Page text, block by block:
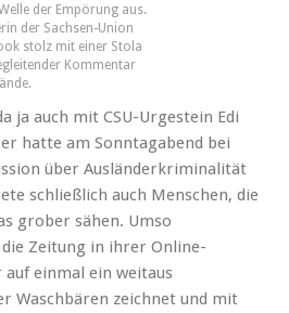
der Empörung aus.
der Sachsen-Union
stolz mit einer Stola
Kommentar
ja auch mit CSU-Urgestein Edi
hatte am Sonntagabend bei
über Ausländerkriminalität
schließlich auch Menschen, die
grober sähen. Umso
Zeitung in ihrer Online-
auf einmal ein weitaus
Waschbären zeichnet und mit